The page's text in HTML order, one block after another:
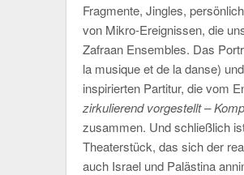
Fragmente, Jingles,
von Mikro-Ereignissen, die
Zafraan Ensembles. Das
la musique et de la danse)
inspirierten Partitur, die vom
zirkulierend vorgestellt –
zusammen. Und schließlich
Theaterstück, das sich der
auch Israel und Palästina